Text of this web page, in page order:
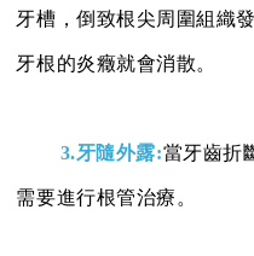
牙槽，倒致根尖周圍組織發
牙根的炎癥就會消散。
3.牙隨外露:當牙齒折
需要進行根管治療。